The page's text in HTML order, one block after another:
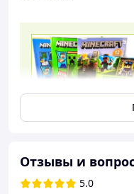
необходимое для
Отзывы и
5.0